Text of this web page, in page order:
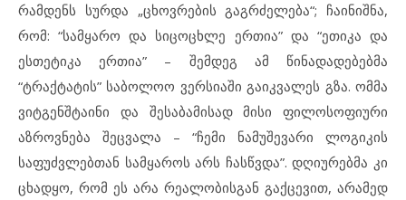
რამდენს სურდა „ცხოვრების გაგრძელება“; ჩაინიშნა,
რომ: “სამყარო და სიცოცხლე ერთია” და “ეთიკა და
ესთეტიკა ერთია” – შემდეგ ამ წინადადებებმა
“ტრაქტატის” საბოლოო ვერსიაში გაიკვალეს გზა. ომმა
ვიტგენშტაინი და შესაბამისად მისი ფილოსოფიური
აზროვნება შეცვალა – “ჩემი ნამუშევარი ლოგიკის
საფუძვლებთან სამყაროს არს ჩასწვდა”. დღიურებმა კი
ცხადყო, რომ ეს არა რეალობისგან გაქცევით, არამედ